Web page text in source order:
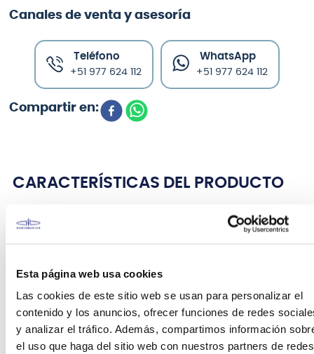
Esta página web usa cookies
Las cookies de este sitio web se usan para personalizar el
contenido y los anuncios, ofrecer funciones de redes
y analizar el tráfico. Además, compartimos información
el uso que haga del sitio web con nuestros partners de redes
Canales de venta y asesoría
Teléfono
+51 977 624 112
WhatsApp
+51 977 624 112
CARACTERÍSTICAS DEL PRODUCTO
50-135
EXL160-5
XL Nickel es el estándar de la industria en cuerdas
para bajos eléctricos. Con sus fundamentos claros,
sus bajos ajustados y su construcción confiable